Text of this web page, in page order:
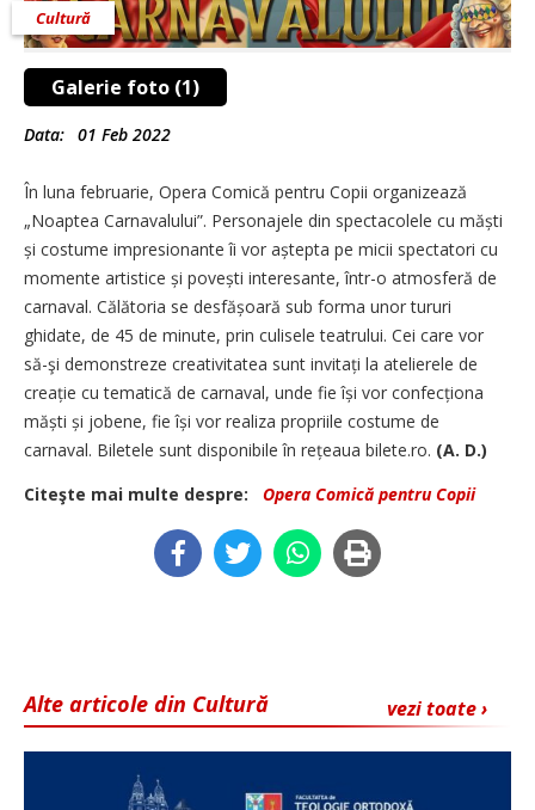
Galerie foto (1)
Cultură
Data: 01 Feb 2022
În luna februarie, Opera Comică pentru Copii organizează
„Noap­tea Carnavalului”. Personajele din spectacolele cu măști
și costume impresionante îi vor aștepta pe micii spectatori cu
momente artistice și povești interesante, într-o atmosferă de
carnaval. Călătoria se desfășoară sub forma unor tururi
ghidate, de 45 de minute, prin culisele teatrului. Cei care vor
să-şi demonstreze creativitatea sunt invitați la atelierele de
creație cu tematică de carnaval, unde fie își vor confecționa
măști și jobene, fie își vor realiza propriile costume de
carnaval. Biletele sunt disponibile în rețeaua bilete.ro. (A. D.)
Citeşte mai multe despre:
Opera Comică pentru Copii
vezi toate ›
Alte articole din Cultură